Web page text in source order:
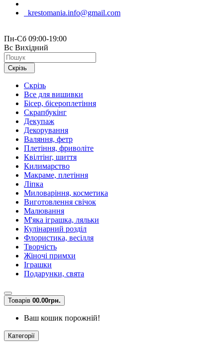
krestomania.info@gmail.com
Пн-Сб 09:00-19:00
Вс Вихідний
Скрізь
Скрізь
Все для вишивки
Бісер, бісероплетіння
Скрапбукінг
Декупаж
Декорування
Валяння, фетр
Плетіння, фриволіте
Квілтінг, шиття
Килимарство
Макраме, плетіння
Ліпка
Миловаріння, косметика
Виготовлення свічок
Малювання
М'яка іграшка, ляльки
Кулінарний розділ
Флористика, весілля
Творчість
Жіночі примхи
Іграшки
Подарунки, свята
Товарів 00.00грн.
Ваш кошик порожній!
Категорії